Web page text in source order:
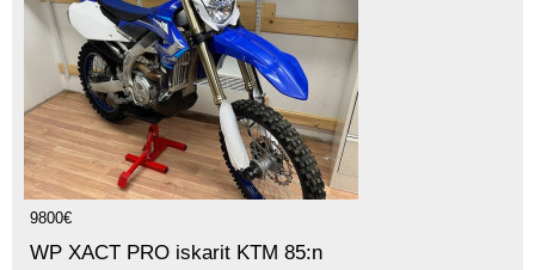
9800€
WP XACT PRO iskarit KTM 85:n